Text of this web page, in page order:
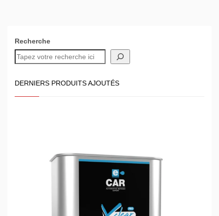
Recherche
DERNIERS PRODUITS AJOUTÉS